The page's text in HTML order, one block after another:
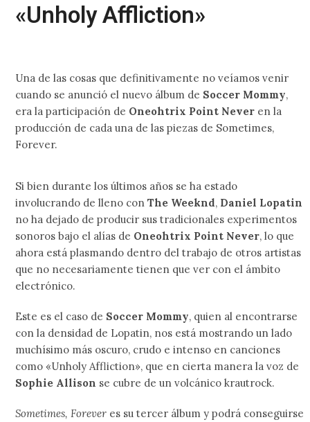
«Unholy Affliction»
Una de las cosas que definitivamente no veíamos venir
cuando se anunció el nuevo álbum de Soccer Mommy,
era la participación de Oneohtrix Point Never en la
producción de cada una de las piezas de Sometimes,
Forever.
Si bien durante los últimos años se ha estado
involucrando de lleno conThe Weeknd, Daniel Lopatin
no ha dejado de producir sus tradicionales experimentos
sonoros bajo el alías de Oneohtrix Point Never, lo que
ahora está plasmando dentro del trabajo de otros artistas
que no necesariamente tienen que ver con el ámbito
electrónico.
Este es el caso de Soccer Mommy, quien al encontrarse
con la densidad de Lopatin, nos está mostrando un lado
muchísimo más oscuro, crudo e intenso en canciones
como «Unholy Affliction», que en cierta manera la voz de
Sophie Allison se cubre de un volcánico krautrock.
Sometimes, Forever es su tercer álbum y podrá conseguirse